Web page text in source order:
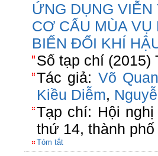
ỨNG DỤNG VIỄN
CƠ CẤU MÙA
BIẾN ĐỔI KHÍ
Số tạp chí (2015)
Tác giả: Võ
Kiều Diễm,
Tạp chí: Hội
thứ 14, thành
Tóm tắt